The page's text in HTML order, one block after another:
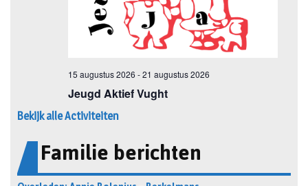
Bekijk alle Activiteiten
Familie berichten